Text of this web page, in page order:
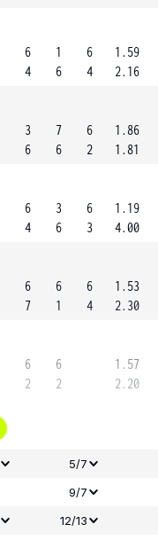
6
4
1
6
6
4
1.59
2.16
3
6
7
6
6
2
1.86
1.81
6
4
3
6
6
3
1.19
4.00
6
7
6
1
6
4
1.53
2.30
6
2
6
2
1.57
2.20
5/7
9/7
12/13